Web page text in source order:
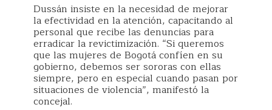
Dussán insiste en la necesidad de mejorar
la efectividad en la atención, capacitando al
personal que recibe las denuncias para
erradicar la revictimización. “Si queremos
que las mujeres de Bogotá confíen en su
gobierno, debemos ser sororas con ellas
siempre, pero en especial cuando pasan por
situaciones de violencia”, manifestó la
concejal.